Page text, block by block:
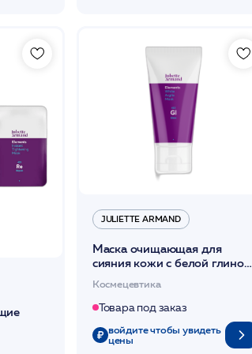
JULIETTE ARMAND
Маска очищающая для
сияния кожи с белой глиной
для проблемной кожи 50мл
/JA
Космецевтика
Товара под заказ
войдите чтобы увидеть
цены